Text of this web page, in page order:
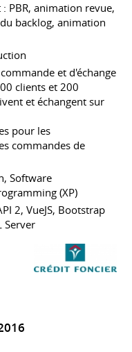
PBR, animation revue,
backlog, animation
et d'échange
clients et 200
et échangent sur
pour les
commandes de
Software
(XP)
2, VueJS, Bootstrap
Server